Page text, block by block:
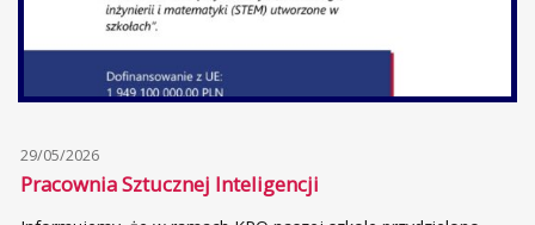
29/05/2026
Pracownia Sztucznej Inteligencji